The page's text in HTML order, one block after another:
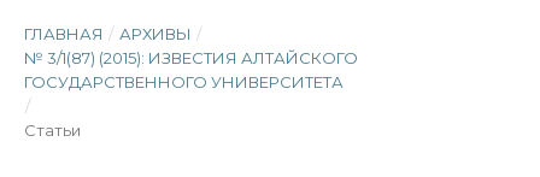
ГЛАВНАЯ / АРХИВЫ /
№ 3/1(87) (2015): ИЗВЕСТИЯ АЛТАЙСКОГО
ГОСУДАРСТВЕННОГО УНИВЕРСИТЕТА
/
Статьи